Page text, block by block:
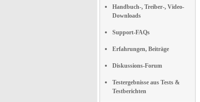
Handbuch-, Treiber-, Video-
Downloads
Support-FAQs
Erfahrungen, Beiträge
Diskussions-Forum
Testergebnisse aus Tests &
Testberichten